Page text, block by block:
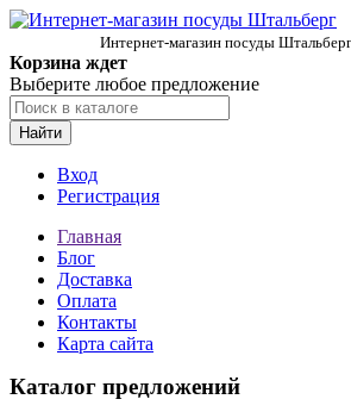
Интернет-магазин посуды
Корзина ждет
Выберите любое предложение
Найти
Вход
Регистрация
Главная
Блог
Доставка
Оплата
Контакты
Карта сайта
Каталог предложений